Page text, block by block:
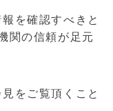
を確認すべきと
関の信頼が足元
をご覧頂くこと